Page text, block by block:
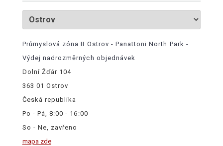
Průmyslová zóna II Ostrov - Panattoni North Park -
Výdej nadrozměrných objednávek
Dolní Žďár 104
363 01 Ostrov
Česká republika
Po - Pá, 8:00 - 16:00
So - Ne, zavřeno
mapa zde